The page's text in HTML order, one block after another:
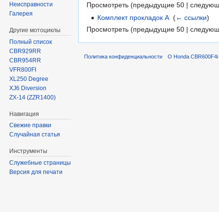
Просмотреть (предыдущие 50 |
Комплект прокладок А‎(← ссылки)
Просмотреть (предыдущие 50 |
Неисправности
Галерея
Другие мотоциклы
Полный список
CBR929RR
CBR954RR
VFR800FI
XL250 Degree
XJ6 Diversion
ZX-14 (ZZR1400)
Навигация
Свежие правки
Случайная статья
Инструменты
Служебные страницы
Версия для печати
Политика конфиденциальности О Honda CBR600F4i